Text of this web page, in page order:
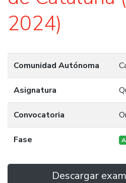
2024)
Comunidad Autónoma
Asignatura
Convocatoria
Fase
Descargar